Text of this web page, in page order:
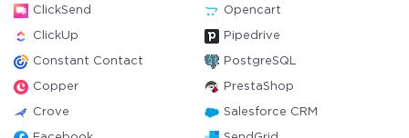
ClickSend Opencart
ClickUp Pipedrive
Constant Contact PostgreSQL
Copper PrestaShop
Crove Salesforce CRM